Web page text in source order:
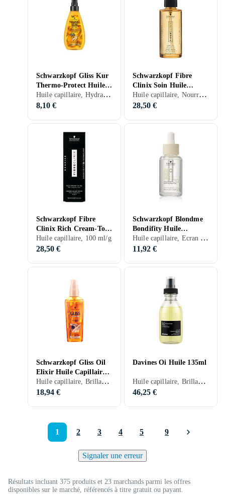
Schwarzkopf Gliss Kur
Thermo-Protect Huile
de Sèche-Cheveux
150ml
Huile capillaire, Hydratant/Adoucissant, Ecran thermique, Nourrissant, Anti-frisottis, Secs, Abîmés, Bouclés/Permanentés, Frisés, 150 ml/g
8,10 €
Schwarzkopf Fibre
Clinix Soin Huile
Légère 100ml
Huile capillaire, Nourrissant, 100 ml/g
28,50 €
Schwarzkopf Fibre
Clinix Rich Cream-To-
Oil Huile Capillaire
100ml
Huile capillaire, 100 ml/g
28,50 €
Schwarzkopf Blondme
Bondifity Huile
Réparatrice Intense
50ml
Huile capillaire, Ecran thermique, Renforcement, Réparateur, Nourrissant, Blonds/méchés, 50 ml/g
11,92 €
Schwarzkopf Gliss Oil
Elixir Huile Capillaire
Réparatrice 75ml
Huile capillaire, Brillance, Hydratant/Adoucissant, Ecran thermique, Renforcement, Réparateur, Nourrissant, Anti-frisottis, Normaux, Secs, Colorés, Abîmés, 75 ml/g
18,94 €
Davines Oi Huile 135ml
Huile capillaire, Brillance, Hydratant/Adoucissant, Ecran thermique, Renforcement, Nourrissant, Anti-frisottis, Secs, Colorés, Endommagé par le soleil, Abîmés, Bouclés/Permanentés, Frisés, 135 ml/g
46,25 €
1 2 3 4 5 9
Signaler une erreur
Résultats incluant 375 produits et 23 marchands parmi les offres
disponibles sur le marché, référencés à titre gratuit ou payant.